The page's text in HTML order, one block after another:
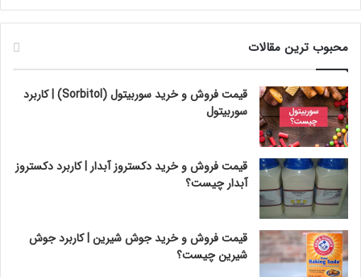
محبوب ترین مقالات
قیمت فروش و خرید سوربیتول (Sorbitol) | کاربرد
سوربیتول
قیمت فروش و خرید دکستروز آبدار | کاربرد دکستروز
آبدار چیست؟
قیمت فروش و خرید جوش شیرین | کاربرد جوش
شیرین چیست؟